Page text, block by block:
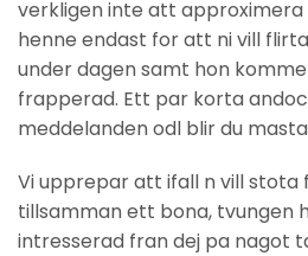
verkligen inte att
henne endast for att ni vill
under dagen samt hon
frapperad. Ett par korta
meddelanden odl blir du
Vi upprepar att ifall n vill stota
tillsamman ett bona, tvungen
intresserad fran dej pa nagot